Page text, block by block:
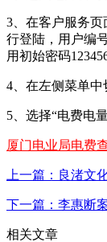
3、在客户服务
行登陆，用户编
用初始密码
4、在左侧菜单中
5、选择“电费电
厦门电业局电费
上一篇：良渚文
下一篇：李惠断
相关文章